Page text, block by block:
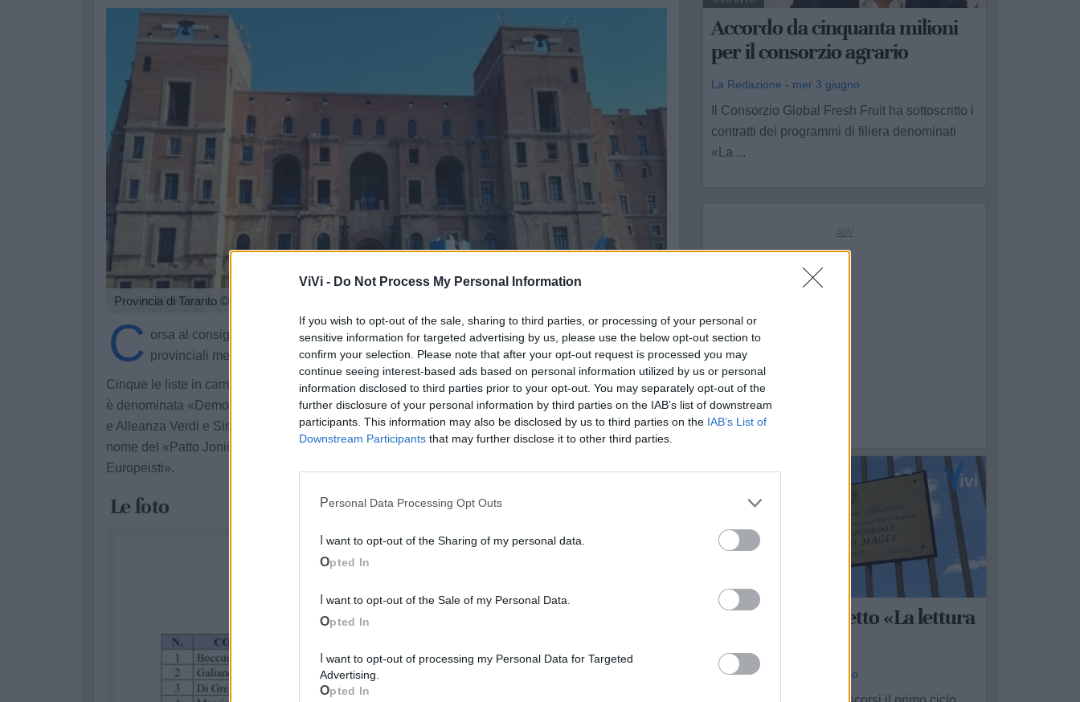
ViVi - Do Not Process My Personal Information
If you wish to opt-out of the sale, sharing to third parties, or processing of your personal or
sensitive information for targeted advertising by us, please use the below opt-out section to
confirm your selection. Please note that after your opt-out request is processed you may
continue seeing interest-based ads based on personal information utilized by us or personal
information disclosed to third parties prior to your opt-out. You may separately opt-out of the
further disclosure of your personal information by third parties on the IAB’s list of downstream
participants. This information may also be disclosed by us to third parties on the IAB’s List of
Downstream Participants that may further disclose it to other third parties.
Personal Data Processing Opt Outs
I want to opt-out of the Sharing of my personal data.
Opted In
I want to opt-out of the Sale of my Personal Data.
Opted In
Advertising.
Opted In
Provincia di Taranto © Vivi
C orsa al consiglio provinciale di Taranto: si vota il 14 giugno per il rinnovo di 12 consiglieri
provinciali mentre il presidente Palmisano, lo ricordiamo, resterà in carica.
Cinque le liste in campo. Tra le fila del centrosinistra la proposta è doppia: la prima lista
è denominata «Democratici e progressisti», mette insieme Partito Democratico, Movimento 5 Stelle
e Alleanza Verdi e Sinistra. L'area del sindaco di Taranto Piero Bitetti, invece, si presenta sotto il
nome del «Patto Jonico Riformisti ed
Europeisti».
Le foto
Accordo da cinquanta milioni
per il consorzio agrario
La Redazione - mer 3 giugno
Il Consorzio Global Fresh Fruit ha sottoscritto i
contratti dei programmi di filiera denominati
«La ...
TARANTO
Si chiude il progetto «La lettura
La Redazione - sab 6 giugno